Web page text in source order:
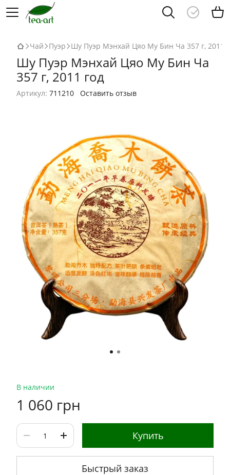
Чай Пуэр Шу Пуэр Мэнхай Цяо Му Бин Ча 357 г, 2011
Шу Пуэр Мэнхай Цяо Му Бин Ча
357 г, 2011 год
Артикул: 711210 Оставить отзыв
В наличии
1 060 грн
Купить
Быстрый заказ